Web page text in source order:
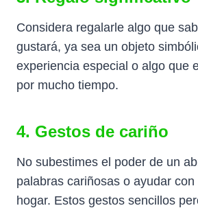
Considera regalarle algo que
gustará, ya sea un objeto
experiencia especial o algo que
por mucho tiempo.
4. Gestos de cariño
No subestimes el poder de un
palabras cariñosas o ayudar
hogar. Estos gestos sencillos